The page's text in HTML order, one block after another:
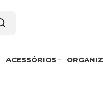
ACESSÓRIOS